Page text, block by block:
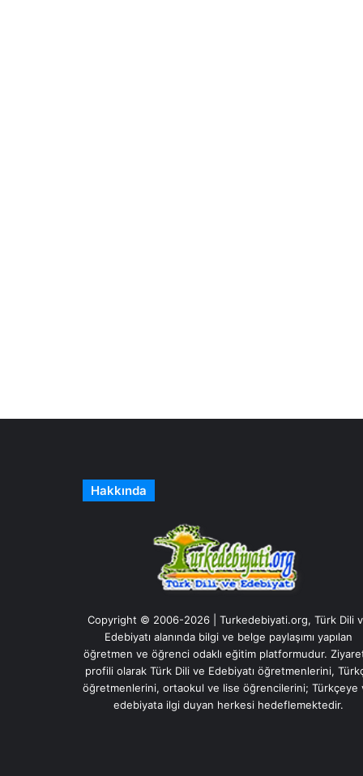
Hakkında
Copyright © 2006-2026 | Turkedebiyati.org, Türk Dili
Edebiyatı alanında bilgi ve belge paylaşımı yapılan
öğretmen ve öğrenci odaklı eğitim platformudur.
profili olarak Türk Dili ve Edebiyatı öğretmenlerini,
öğretmenlerini, ortaokul ve lise öğrencilerini; Türkçeye
edebiyata ilgi duyan herkesi hedeflemektedir.